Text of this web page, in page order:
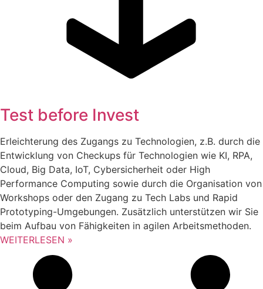
Test before Invest
Erleichterung des Zugangs zu Technologien, z.B. durch die
Entwicklung von Checkups für Technologien wie KI, RPA,
Cloud, Big Data, IoT, Cybersicherheit oder High
Performance Computing sowie durch die Organisation von
Workshops oder den Zugang zu Tech Labs und Rapid
Prototyping-Umgebungen. Zusätzlich unterstützen wir Sie
beim Aufbau von Fähigkeiten in agilen Arbeitsmethoden.
WEITERLESEN »